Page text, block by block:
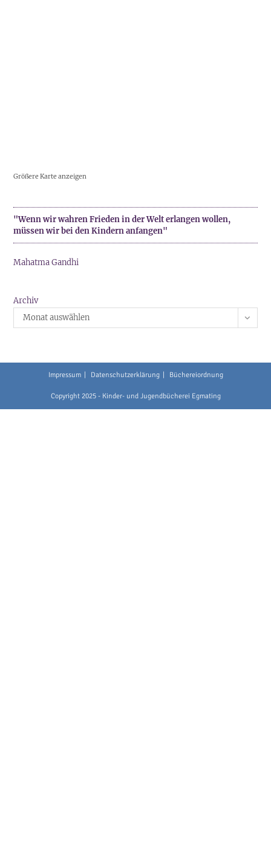
Größere Karte anzeigen
"Wenn wir wahren Frieden in der Welt erlangen wollen,
müssen wir bei den Kindern anfangen"
Mahatma Gandhi
Archiv
Monat auswählen
Impressum Datenschutzerklärung Büchereiordnung
Copyright 2025 - Kinder- und Jugendbücherei Egmating